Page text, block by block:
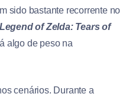
sido bastante recorrente no
of Zelda: Tears of
algo de peso na
cenários. Durante a